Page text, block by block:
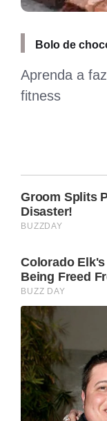
Confira 3
Bolo de